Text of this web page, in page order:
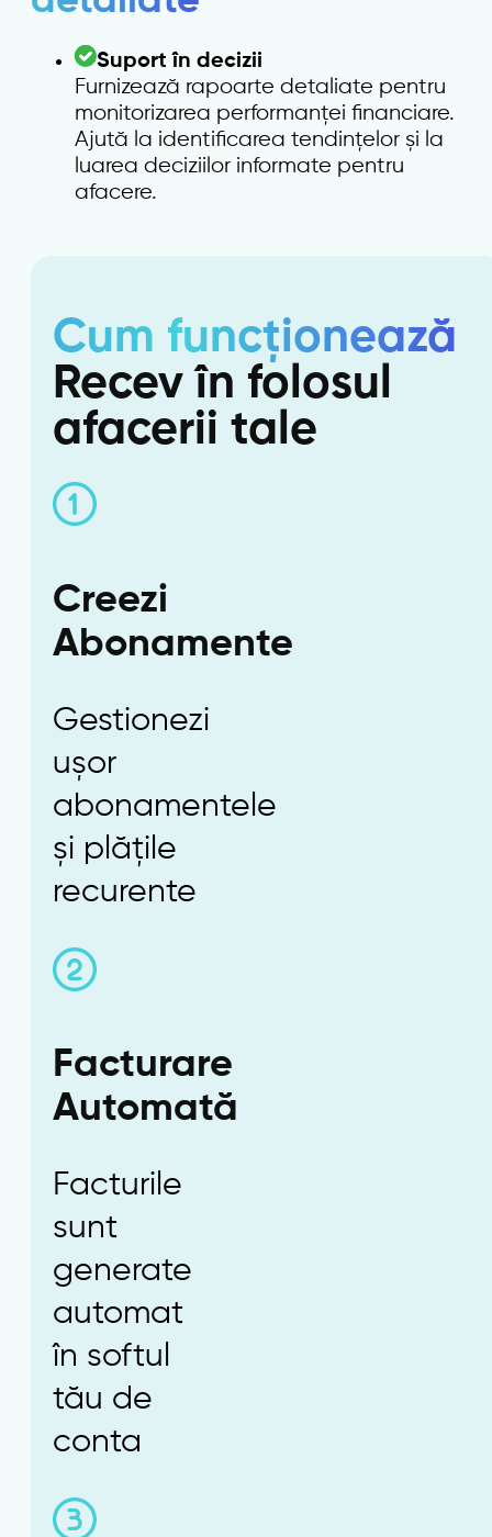
Suport în decizii
Furnizează rapoarte detaliate pentru
monitorizarea performanței financiare.
Ajută la identificarea tendințelor și la
luarea deciziilor informate pentru
afacere.
Cum funcționează
Recev în folosul
afacerii tale
Creezi
Abonamente
Gestionezi
ușor
abonamentele
și plățile
recurente
Facturare
Automată
Facturile
sunt
generate
automat
în softul
tău de
conta